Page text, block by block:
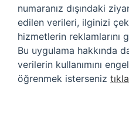
numaranız dışındaki
edilen verileri, ilginizi
hizmetlerin reklamlarını
Bu uygulama hakkında
verilerin kullanımını
öğrenmek isterseniz